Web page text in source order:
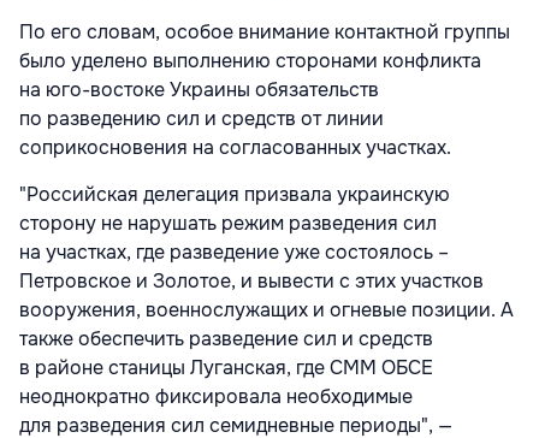
По его словам, особое внимание контактной группы
было уделено выполнению сторонами конфликта
на юго-востоке Украины обязательств
по разведению сил и средств от линии
соприкосновения на согласованных участках.
"Российская делегация призвала украинскую
сторону не нарушать режим разведения сил
на участках, где разведение уже состоялось –
Петровское и Золотое, и вывести с этих участков
вооружения, военнослужащих и огневые позиции. А
также обеспечить разведение сил и средств
в районе станицы Луганская, где СММ ОБСЕ
неоднократно фиксировала необходимые
для разведения сил семидневные периоды", —